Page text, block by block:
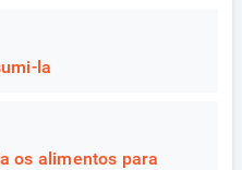
la
os alimentos para